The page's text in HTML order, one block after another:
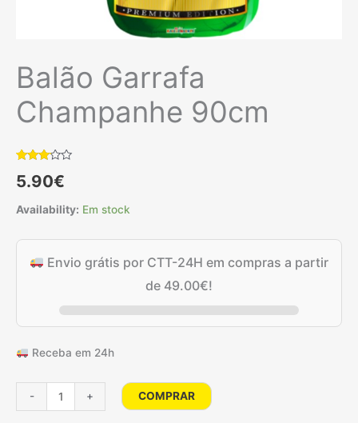
Balão Garrafa
Champanhe 90cm
com
3.00
com
classificação
cliente
5.90€
Availability: Em stock
Envio grátis por CTT-24H em compras a partir
de 49.00€!
Receba em 24h
-
Quantidade
de
+ COMPRAR